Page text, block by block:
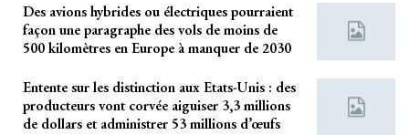
Des avions hybrides ou électriques pourraient
façon une paragraphe des vols de moins de
500 kilomètres en Europe à manquer de 2030
Entente sur les distinction aux Etats-Unis : des
producteurs vont corvée aiguiser 3,3 millions
de dollars et administrer 53 millions d’œufs